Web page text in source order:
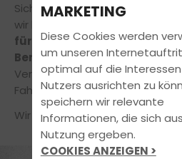
Sicher hast du noch die ein
wir loslegen! Gerne nehmen
für Dichund Dein Anliegen in
Beratungsgespräch!
Vereinbare jetzt online einen
Fahrschule – ganz einfach und
Wir freuen uns auf Deine
MARKETING
Diese Cookies werden
um unseren
optimal auf die
Nutzers ausrichten zu
speichern wir relevante
Informationen, die sich
Nutzung ergeben.
COOKIES ANZEIGEN >